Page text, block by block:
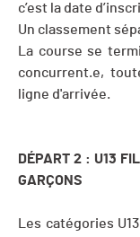
c’est la date
Un classement
La course se
concurrent.e,
ligne d'arrivée.
DÉPART 2 : U13
GARÇONS
Les catégories